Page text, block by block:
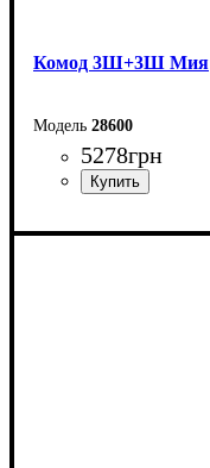
Комод 3Ш+3Ш Мия
28600
5278грн
Ширина: 140 см